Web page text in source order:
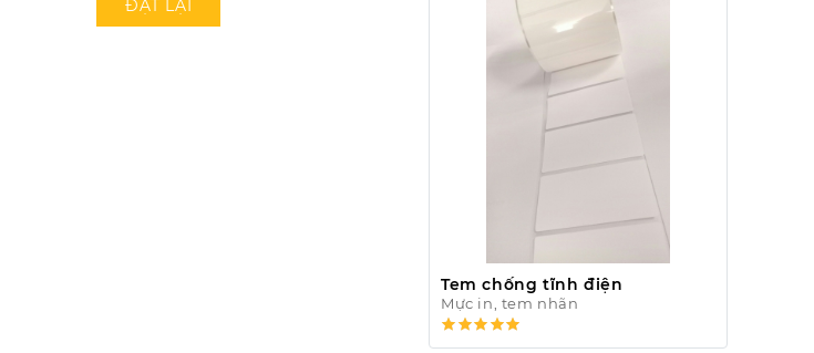
ĐẶT LẠI
Tem chống tĩnh điện
Mực in, tem nhãn